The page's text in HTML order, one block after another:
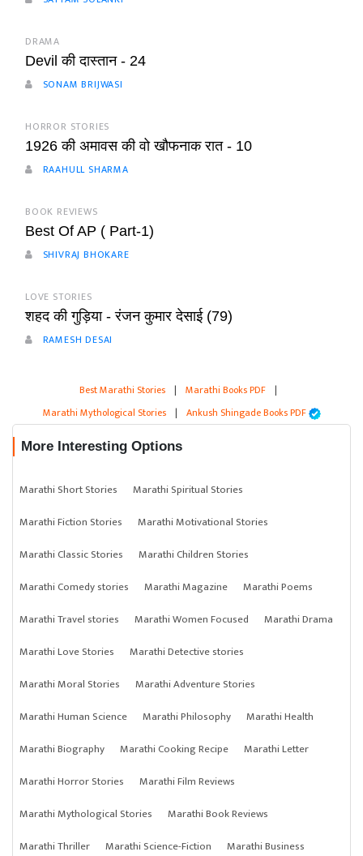
DRAMA
Devil की दास्तान - 24
SONAM BRIJWASI
HORROR STORIES
1926 की अमावस की वो खौफनाक रात - 10
RAAHULL SHARMA
BOOK REVIEWS
Best Of AP ( Part-1)
SHIVRAJ BHOKARE
LOVE STORIES
शहद की गुड़िया - रंजन कुमार देसाई (79)
RAMESH DESAI
Best Marathi Stories | Marathi Books PDF |
Marathi Mythological Stories | Ankush Shingade Books PDF
More Interesting Options
Marathi Short Stories
Marathi Spiritual Stories
Marathi Fiction Stories
Marathi Motivational Stories
Marathi Classic Stories
Marathi Children Stories
Marathi Comedy stories
Marathi Magazine
Marathi Poems
Marathi Travel stories
Marathi Women Focused
Marathi Drama
Marathi Love Stories
Marathi Detective stories
Marathi Moral Stories
Marathi Adventure Stories
Marathi Human Science
Marathi Philosophy
Marathi Health
Marathi Biography
Marathi Cooking Recipe
Marathi Letter
Marathi Horror Stories
Marathi Film Reviews
Marathi Mythological Stories
Marathi Book Reviews
Marathi Thriller
Marathi Science-Fiction
Marathi Business